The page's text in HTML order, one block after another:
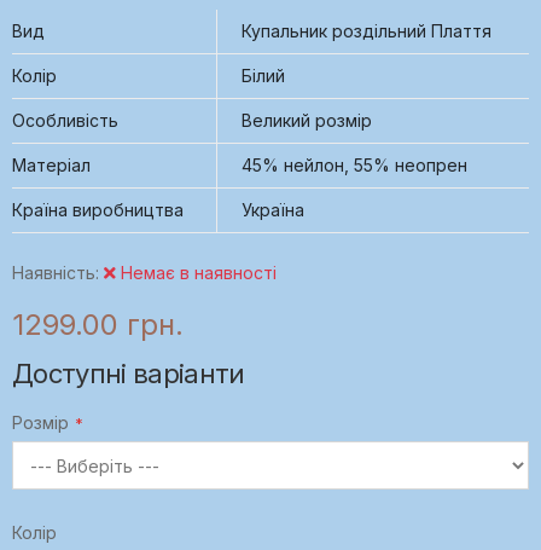
Вид Купальник роздільний Плаття
Колір Білий
Особливість Великий розмір
Матеріал 45% нейлон, 55% неопрен
Країна виробництва Україна
Наявність: Немає в наявності
1299.00 грн.
Доступні варіанти
Розмір
Колір